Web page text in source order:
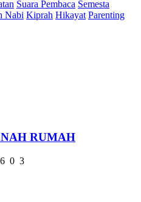
Suara Pembaca Semesta
Nabi Kiprah Hikayat Parenting
RUMAH
0 3